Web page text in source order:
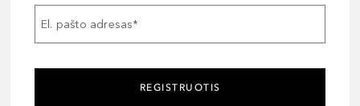
El. pašto adresas*
REGISTRUOTIS